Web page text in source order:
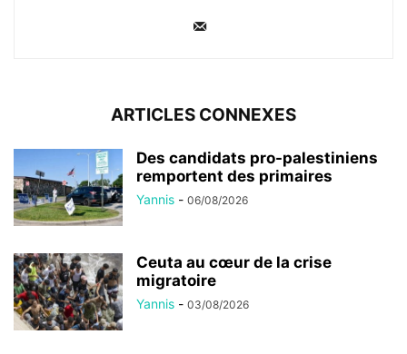
ARTICLES CONNEXES
Des candidats pro-palestiniens
remportent des primaires
Yannis - 06/08/2026
Ceuta au cœur de la crise
migratoire
Yannis - 03/08/2026